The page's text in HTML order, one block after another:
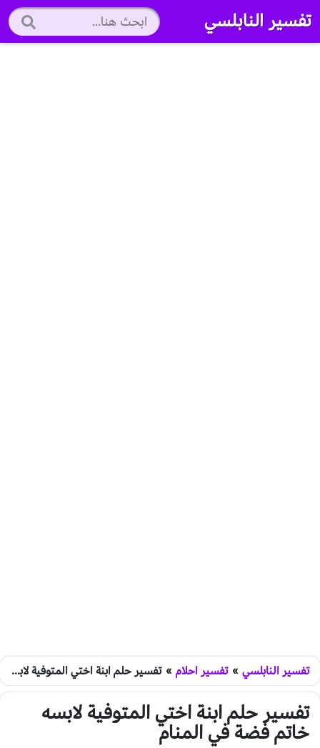
تفسير النابلسي
تفسير النابلسي » تفسير احلام » تفسير حلم ابنة اختي المتوفية لابسه خاتم فضة في المنام
تفسير حلم ابنة اختي المتوفية لابسه
خاتم فضة في المنام